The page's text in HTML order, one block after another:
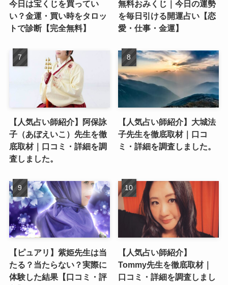
今日は宝くじを買ってい
い？金運・買い時をタロッ
トで診断【完全無料】
無料おみくじ｜今日の運勢
を毎日引ける開運占い【恋
愛・仕事・金運】
【人気占い師紹介】阿保詠
子（あぼえいこ）先生を徹
底取材｜口コミ・詳細を調
査しました。
【人気占い師紹介】大城法
子先生を徹底取材｜口コ
ミ・詳細を調査しました。
【ピュアリ】紫姫先生は当
たる？当たらない？実際に
体験した結果【口コミ・評
【人気占い師紹介】
Tommy先生を徹底取材｜
口コミ・詳細を調査しまし